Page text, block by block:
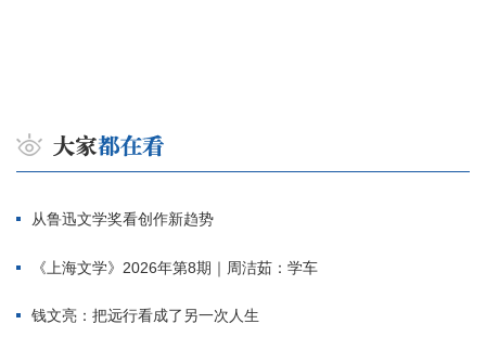
从鲁迅文学奖看创作新趋势
《上海文学》2026年第8期｜周洁茹：学车
钱文亮：把远行看成了另一次人生